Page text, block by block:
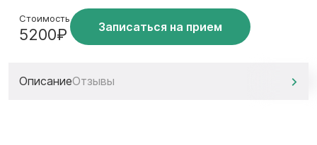
Стоимость
5200₽ Записаться на прием
ОписаниеОтзывы